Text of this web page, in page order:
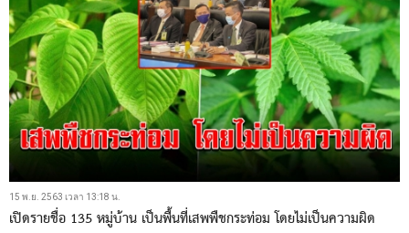
15 พ.ย. 2563 เวลา 13:18 น.
เปิดรายชื่อ 135 หมู่บ้าน เป็นพื้นที่เสพพืชกระท่อม โดยไม่เป็นความผิด